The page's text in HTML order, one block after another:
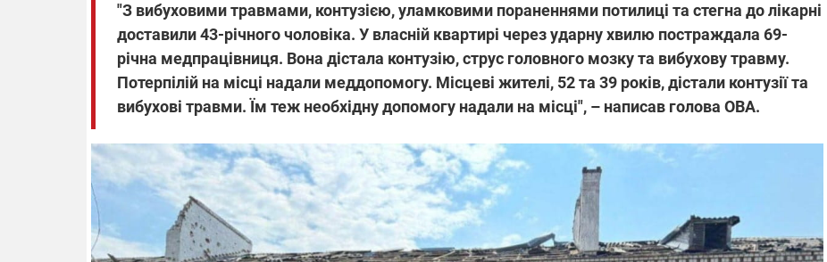
"З вибуховими травмами, контузією, уламковими пораненнями потилиці та стегна до лікарні
доставили 43-річного чоловіка. У власній квартирі через ударну хвилю постраждала 69-
річна медпрацівниця. Вона дістала контузію, струс головного мозку та вибухову травму.
Потерпілій на місці надали меддопомогу. Місцеві жителі, 52 та 39 років, дістали контузії та
вибухові травми. Їм теж необхідну допомогу надали на місці", – написав голова ОВА.